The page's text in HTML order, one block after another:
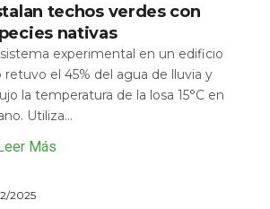
techos verdes con
nativas
experimental en un edificio
retuvo el 45% del agua de lluvia y
la temperatura de la losa 15°C en
Utiliza...
Más
2025